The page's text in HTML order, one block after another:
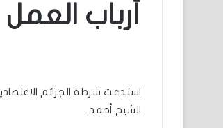
أرباب العمل
استدعت شرطة الجرائم
الشيخ أحمد.